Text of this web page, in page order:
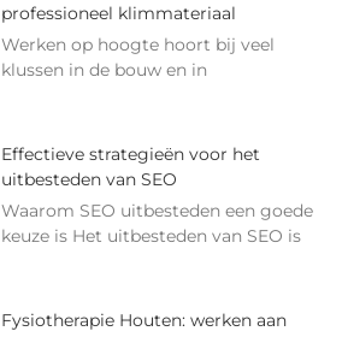
professioneel klimmateriaal
Werken op hoogte hoort bij veel
klussen in de bouw en in
Effectieve strategieën voor het
uitbesteden van SEO
Waarom SEO uitbesteden een goede
keuze is Het uitbesteden van SEO is
Fysiotherapie Houten: werken aan